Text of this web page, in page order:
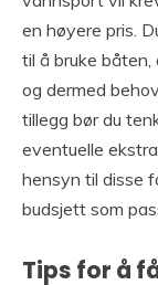
en høyere pris.
til å bruke
og dermed
tillegg bør du
eventuelle
hensyn til disse
budsjett som
Tips for å